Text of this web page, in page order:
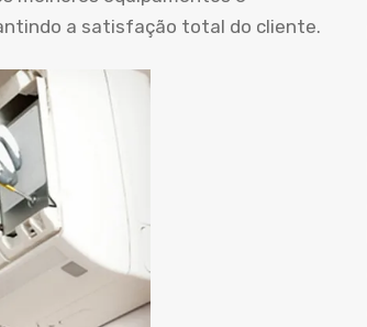
a satisfação total do cliente.